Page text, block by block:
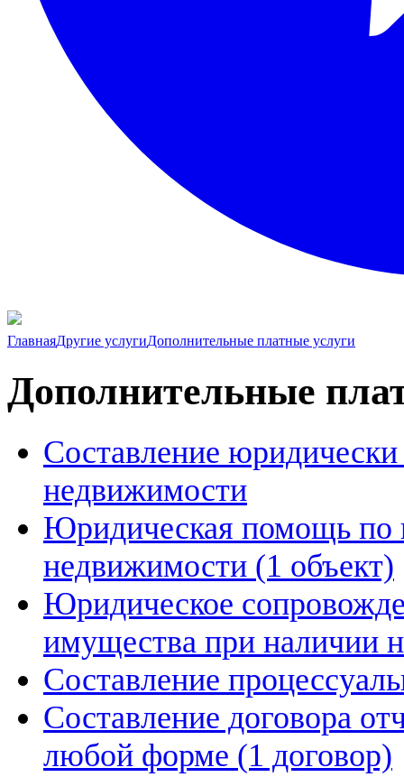
ГлавнаяДругие услугиДополнительные платные услуги
Дополнительные
Составление
недвижимости
Юридическая помощь по
недвижимости (1 объект)
Юридическое
имущества при наличии
Составление
Составление договора
любой форме (1 договор)